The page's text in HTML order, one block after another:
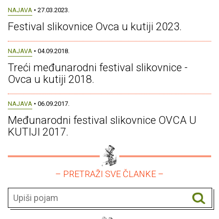
NAJAVA • 27.03.2023.
Festival slikovnice Ovca u kutiji 2023.
NAJAVA • 04.09.2018.
Treći međunarodni festival slikovnice -
Ovca u kutiji 2018.
NAJAVA • 06.09.2017.
Međunarodni festival slikovnice OVCA U
KUTIJI 2017.
– PRETRAŽI SVE ČLANKE –